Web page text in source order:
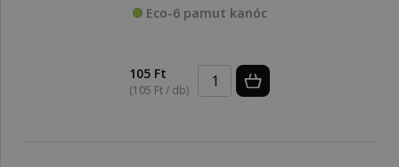
Eco-6 pamut kanóc
105 Ft
(105 Ft / db)